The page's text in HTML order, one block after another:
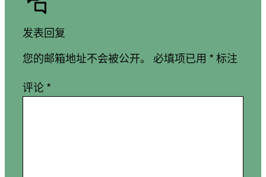
发表回复
您的邮箱地址不会被公开。
必填项已用 *标注
评论*